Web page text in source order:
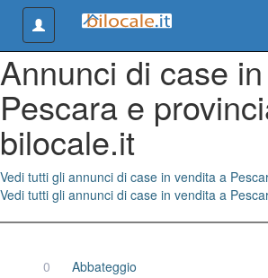
Toggle navigation
Annunci di case
Pescara e
bilocale.it
Vedi tutti gli annunci di case in vendita a
Vedi tutti gli annunci di case in vendita a
0
Abbateggio